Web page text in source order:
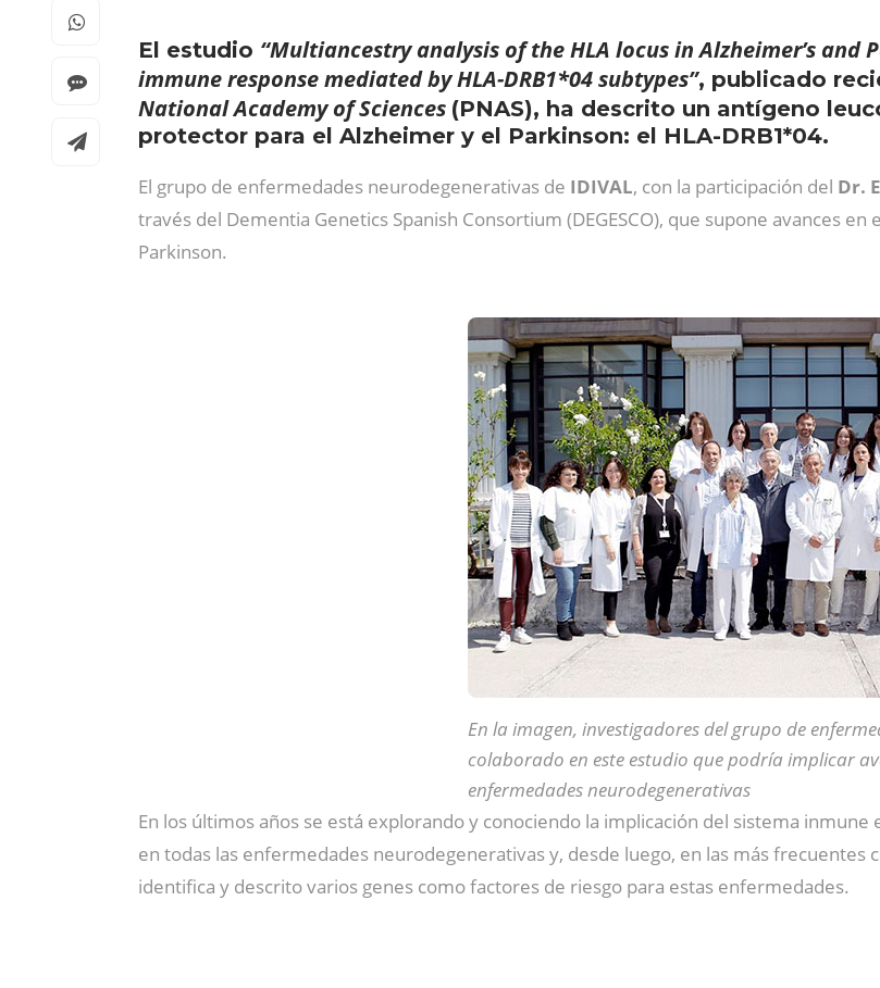
El estudio “Multiancestry analysis of the HLA locus in Alzheimer’s and
immune response mediated by HLA-DRB1*04 subtypes”, publicado
National Academy of Sciences (PNAS), ha descrito un antígeno
protector para el Alzheimer y el Parkinson: el HLA-DRB1*04​.
El grupo de enfermedades neurodegenerativas de IDIVAL, con la participación del Dr.
través del Dementia Genetics Spanish Consortium (DEGESCO), que supone avances
Parkinson.
En la imagen, investigadores del grupo de
colaborado en este estudio que podría implicar
enfermedades neurodegenerativas
En los últimos años se está explorando y conociendo la implicación del sistema
en todas las enfermedades neurodegenerativas y, desde luego, en las más frecuentes
identifica y descrito varios genes como factores de riesgo para estas enfermedades.